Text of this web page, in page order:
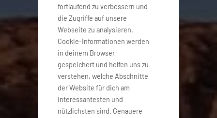
fortlaufend zu verbessern und
die Zugriffe auf unsere
Webseite zu analysieren.
Cookie-Informationen werden
in deinem Browser
gespeichert und helfen uns zu
verstehen, welche Abschnitte
der Website für dich am
interessantesten und
nützlichsten sind. Genauere